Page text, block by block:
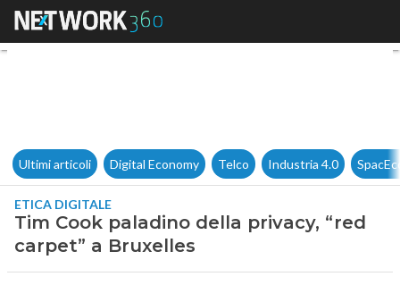
Tim Cook paladino della
Ultimi articoli Digital Economy Telco Industria 4.0
ETICA DIGITALE
Tim Cook paladino della privacy, “red
carpet” a Bruxelles